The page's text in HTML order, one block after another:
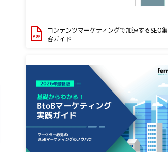
コンテンツマーケティングで加速するSEO集
客ガイド